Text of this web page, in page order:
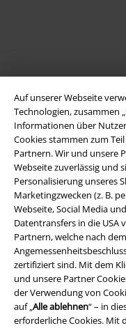
Auf unserer Webseite
Technologien, zusammen
Informationen über
Cookies stammen zum
Partnern. Wir und unsere
Webseite zuverlässig und
Personalisierung unseres
Marketingzwecken (z. B.
Webseite, Social Media
Datentransfers in die USA
Partnern, welche nach
zertifiziert sind. Mit dem
und unsere Partner
der Verwendung von
auf „Alle ablehnen“ – in
erforderliche Cookies. Mit
Rechtliches
AGB
Impressum
Datenschutz
Entsorgung und
Konformitätserklärung